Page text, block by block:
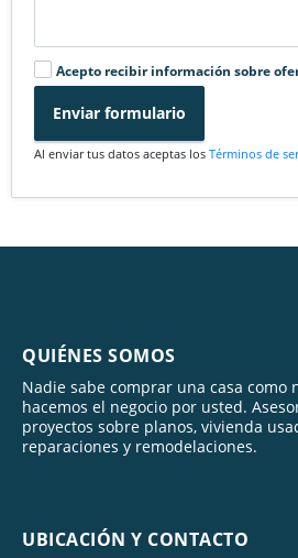
Acepto recibir información sobre
Enviar formulario
Al enviar tus datos aceptas los Términos de
QUIÉNES SOMOS
Nadie sabe comprar una casa como
hacemos el negocio por usted.
proyectos sobre planos, vivienda
reparaciones y remodelaciones.
UBICACIÓN Y CONTACTO